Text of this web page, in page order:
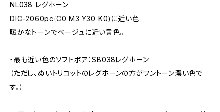
NL038 レグホーン
DIC-2060pc(C0 M3 Y30 K0)に近い色
暖かなトーンでベージュに近い黄色。
・最も近い色のソフトボア：SB038レグホーン
（ただし、ぬいトリコットのレグホーンの方がワントーン濃い色で
す。）